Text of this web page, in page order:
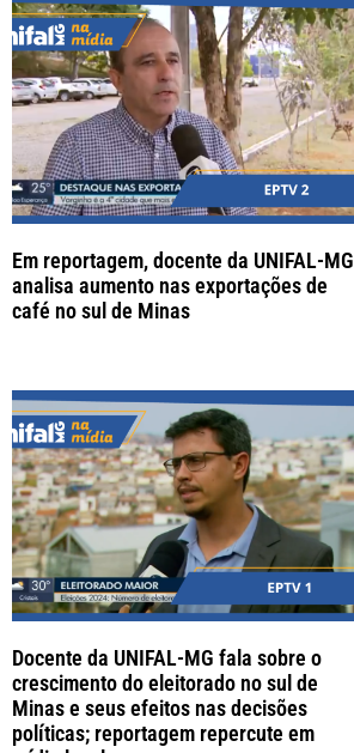
Em reportagem, docente da UNIFAL-MG
analisa aumento nas exportações de
café no sul de Minas
Docente da UNIFAL-MG fala sobre o
crescimento do eleitorado no sul de
Minas e seus efeitos nas decisões
políticas; reportagem repercute em